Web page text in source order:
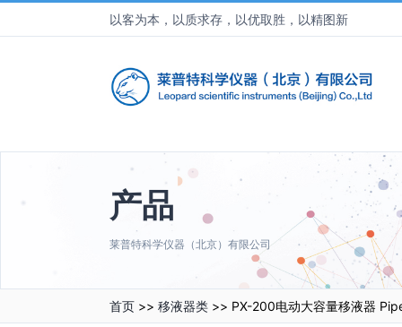
以客为本，以质求存，以优取胜，以精图新
产品
莱普特科学仪器（北京）有限公司
首页 >> 移液器类 >> PX-200电动大容量移液器